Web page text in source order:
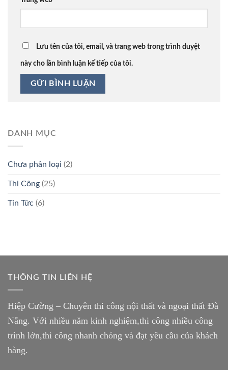
Lưu tên của tôi, email, và trang web trong trình duyệt
này cho lần bình luận kế tiếp của tôi.
DANH MỤC
Chưa phân loại (2)
Thi Công (25)
Tin Tức (6)
THÔNG TIN LIÊN HỆ
Hiệp Cường – Chuyên thi công nội thất và ngoại thất Đà
Nẵng. Với nhiều năm kinh nghiệm,thi công nhiều công
trình lớn,thi công nhanh chóng và đạt yêu cầu của khách
hàng.